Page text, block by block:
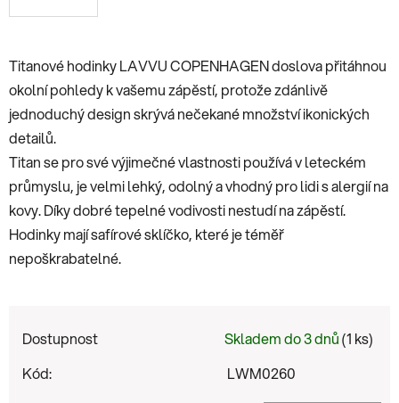
Titanové hodinky LAVVU COPENHAGEN doslova přitáhnou
okolní pohledy k vašemu zápěstí, protože zdánlivě
jednoduchý design skrývá nečekané množství ikonických
detailů.
Titan se pro své výjimečné vlastnosti používá v leteckém
průmyslu, je velmi lehký, odolný a vhodný pro lidi s alergií na
kovy. Díky dobré tepelné vodivosti nestudí na zápěstí.
Hodinky mají safírové sklíčko, které je téměř
nepoškrabatelné.
Dostupnost Skladem do 3 dnů(1 ks)
Kód:
LWM0260